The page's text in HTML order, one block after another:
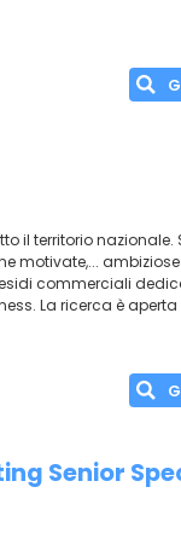
il territorio
motivate,...
commerciali
La ricerca è
Senior